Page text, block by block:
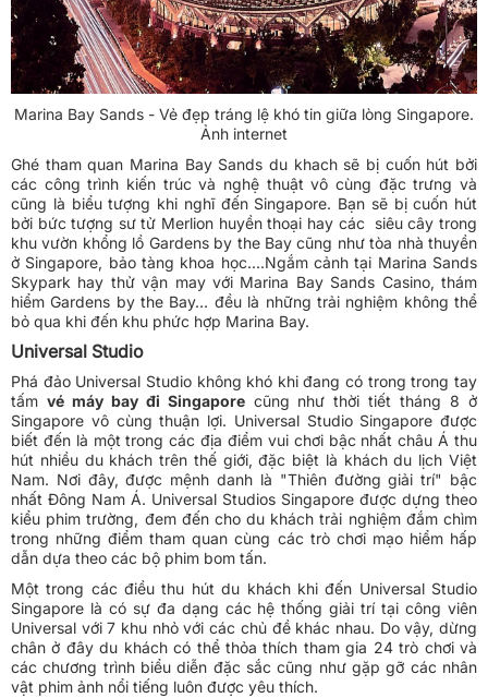
Marina Bay Sands - Vẻ đẹp tráng lệ khó tin giữa lòng Singapore.
Ảnh internet
Ghé tham quan Marina Bay Sands du khach sẽ bị cuốn hút bởi
các công trình kiến trúc và nghệ thuật vô cùng đặc trưng và
cũng là biểu tượng khi nghĩ đến Singapore. Bạn sẽ bị cuốn hút
bởi bức tượng sư tử Merlion huyền thoại hay các siêu cây trong
khu vườn khổng lồ Gardens by the Bay cũng như tòa nhà thuyền
ở Singapore, bảo tàng khoa học....Ngắm cảnh tại Marina Sands
Skypark hay thử vận may với Marina Bay Sands Casino, thám
hiểm Gardens by the Bay… đều là những trải nghiệm không thể
bỏ qua khi đến khu phức hợp Marina Bay.
Universal Studio
Phá đảo Universal Studio không khó khi đang có trong trong tay
tấm vé máy bay đi Singaporecũng như thời tiết tháng 8 ở
Singapore vô cùng thuận lợi. Universal Studio Singapore được
biết đến là một trong các địa điểm vui chơi bậc nhất châu Á thu
hút nhiều du khách trên thế giới, đặc biệt là khách du lịch Việt
Nam. Nơi đây, được mệnh danh là "Thiên đường giải trí" bậc
nhất Đông Nam Á. Universal Studios Singapore được dựng theo
kiểu phim trường, đem đến cho du khách trải nghiệm đắm chìm
trong những điểm tham quan cùng các trò chơi mạo hiểm hấp
dẫn dựa theo các bộ phim bom tấn.
Một trong các điều thu hút du khách khi đến Universal Studio
Singapore là có sự đa dạng các hệ thống giải trí tại công viên
Universal với 7 khu nhỏ với các chủ đề khác nhau. Do vậy, dừng
chân ở đây du khách có thể thỏa thích tham gia 24 trò chơi và
các chương trình biểu diễn đặc sắc cũng như gặp gỡ các nhân
vật phim ảnh nổi tiếng luôn được yêu thích.